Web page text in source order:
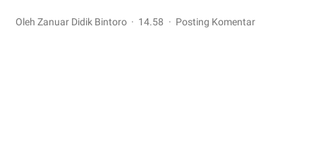
Oleh Zanuar Didik Bintoro 14.58 Posting Komentar